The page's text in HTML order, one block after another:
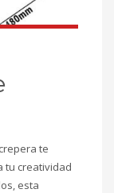
te
tu creatividad
esta